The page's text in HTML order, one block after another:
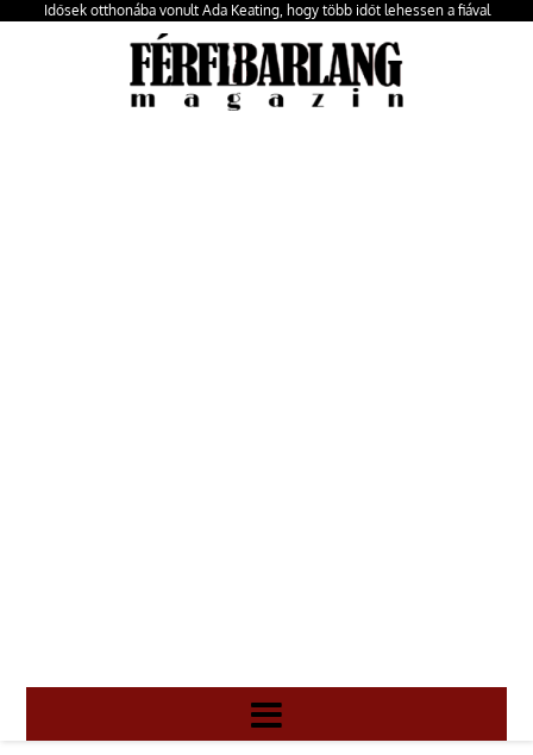
Idősek otthonába vonult Ada Keating, hogy több időt lehessen a fiával